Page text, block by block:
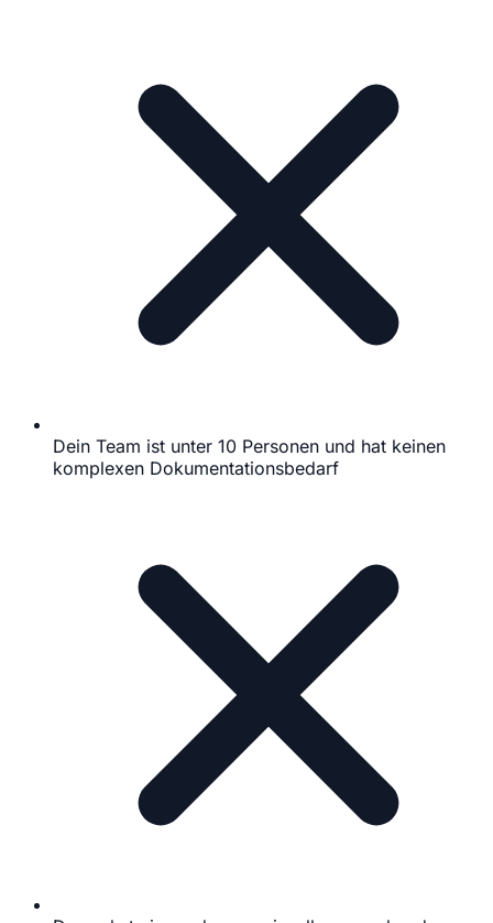
Dein Team ist unter 10 Personen und hat keinen
komplexen Dokumentationsbedarf